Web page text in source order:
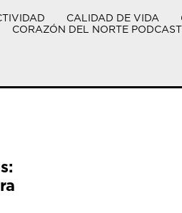
CALIDAD DE VIDA
CORAZÓN DEL NORTE PODCAST